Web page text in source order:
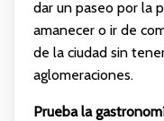
dar un paseo por la
amanecer o ir de
de la ciudad sin
aglomeraciones.
Prueba la